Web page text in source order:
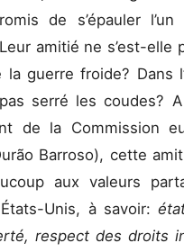
de s’épauler l’un
amitié ne s’est-elle
guerre froide? Dans
serré les coudes?
de la Commission
Barroso), cette
aux valeurs
Unis, à savoir:
respect des droits